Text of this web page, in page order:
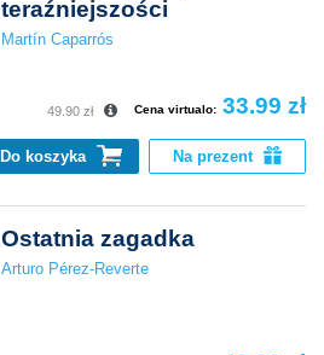
teraźniejszości
Martín Caparrós
Cena virtualo: 33.99 zł
49.90 zł
Do koszyka Na prezent
Ostatnia zagadka
Arturo Pérez-Reverte